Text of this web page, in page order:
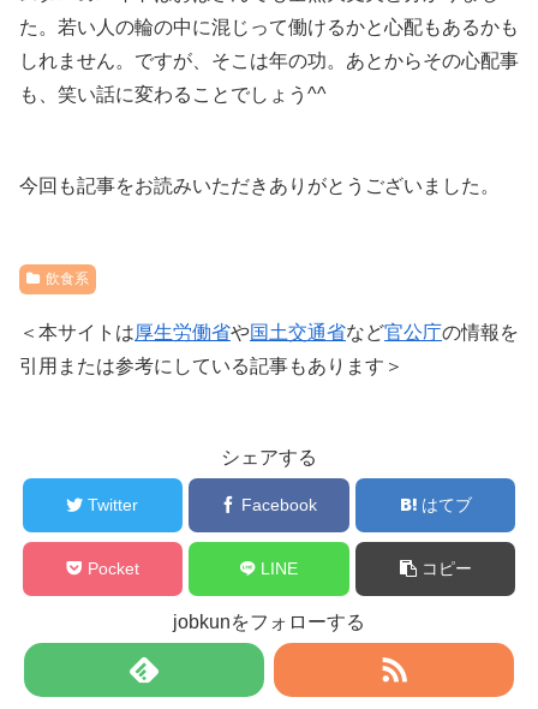
た。若い人の輪の中に混じって働けるかと心配もあるかも
しれません。ですが、そこは年の功。あとからその心配事
も、笑い話に変わることでしょう^^
今回も記事をお読みいただきありがとうございました。
飲食系
＜本サイトは厚生労働省や国土交通省など官公庁の情報を
引用または参考にしている記事もあります＞
シェアする
Twitter Facebook はてブ
Pocket LINE コピー
jobkunをフォローする